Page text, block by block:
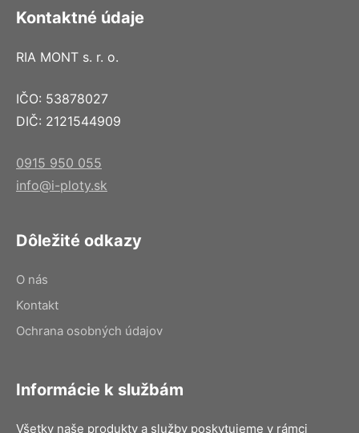
Kontaktné údaje
RIA MONT s. r. o.
IČO: 53878027
DIČ: 2121544909
0915 950 055
info@i-ploty.sk
Dôležité odkazy
O nás
Kontakt
Ochrana osobných údajov
Informácie k službám
Všetky naše produkty a služby poskytujeme v rámci